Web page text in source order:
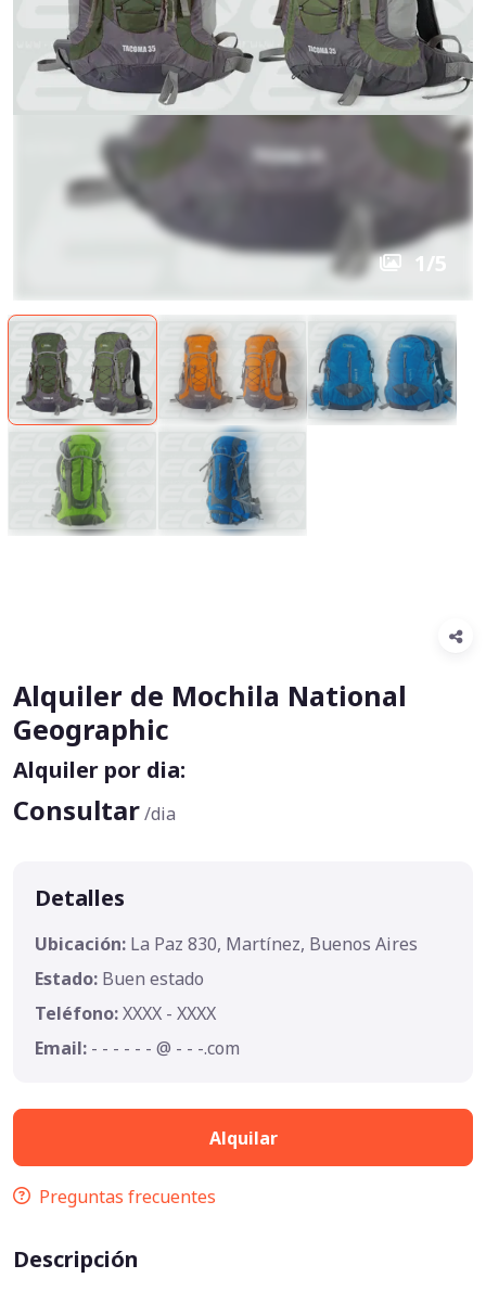
1/5
Alquiler de Mochila National
Geographic
Alquiler por dia:
Consultar/dia
Detalles
Ubicación: La Paz 830, Martínez, Buenos Aires
Estado: Buen estado
Teléfono:XXXX - XXXX
Email: - - - - - - @ - - -.com
Alquilar
Preguntas frecuentes
Descripción